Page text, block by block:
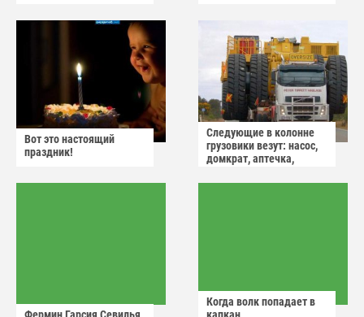
Вот это настоящий
праздник!
Следующие в колонне
грузовики везут: насос,
домкрат, аптечка,
Когда волк попадает в